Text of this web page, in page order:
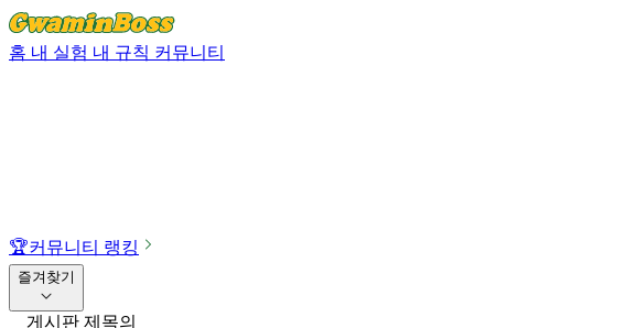
홈 내 실험 내 규칙 커뮤니티
🏆커뮤니티 랭킹
즐겨찾기
게시판 제목의